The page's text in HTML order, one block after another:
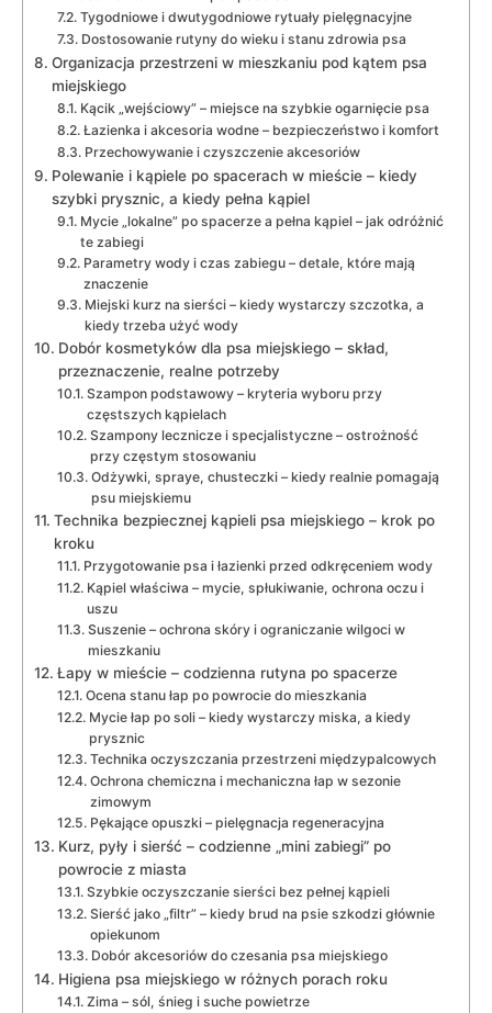
Tygodniowe i dwutygodniowe rytuały pielęgnacyjne
Dostosowanie rutyny do wieku i stanu zdrowia psa
Organizacja przestrzeni w mieszkaniu pod kątem psa
miejskiego
Kącik „wejściowy” – miejsce na szybkie ogarnięcie psa
Łazienka i akcesoria wodne – bezpieczeństwo i komfort
Przechowywanie i czyszczenie akcesoriów
Polewanie i kąpiele po spacerach w mieście – kiedy
szybki prysznic, a kiedy pełna kąpiel
Mycie „lokalne” po spacerze a pełna kąpiel – jak odróżnić
te zabiegi
Parametry wody i czas zabiegu – detale, które mają
znaczenie
Miejski kurz na sierści – kiedy wystarczy szczotka, a
kiedy trzeba użyć wody
Dobór kosmetyków dla psa miejskiego – skład,
przeznaczenie, realne potrzeby
Szampon podstawowy – kryteria wyboru przy
częstszych kąpielach
Szampony lecznicze i specjalistyczne – ostrożność
przy częstym stosowaniu
Odżywki, spraye, chusteczki – kiedy realnie pomagają
psu miejskiemu
Technika bezpiecznej kąpieli psa miejskiego – krok po
kroku
Przygotowanie psa i łazienki przed odkręceniem wody
Kąpiel właściwa – mycie, spłukiwanie, ochrona oczu i
uszu
Suszenie – ochrona skóry i ograniczanie wilgoci w
mieszkaniu
Łapy w mieście – codzienna rutyna po spacerze
Ocena stanu łap po powrocie do mieszkania
Mycie łap po soli – kiedy wystarczy miska, a kiedy
prysznic
Technika oczyszczania przestrzeni międzypalcowych
Ochrona chemiczna i mechaniczna łap w sezonie
zimowym
Pękające opuszki – pielęgnacja regeneracyjna
Kurz, pyły i sierść – codzienne „mini zabiegi” po
powrocie z miasta
Szybkie oczyszczanie sierści bez pełnej kąpieli
Sierść jako „filtr” – kiedy brud na psie szkodzi głównie
opiekunom
Dobór akcesoriów do czesania psa miejskiego
Higiena psa miejskiego w różnych porach roku
Zima – sól, śnieg i suche powietrze